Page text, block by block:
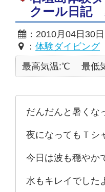
クール日記
：2010月04日30
： 体験ダイビング
最高気温:℃
最低
だんだんと暑くな
夜になってもＴシ
今日は波も穏やか
水もキレイでした